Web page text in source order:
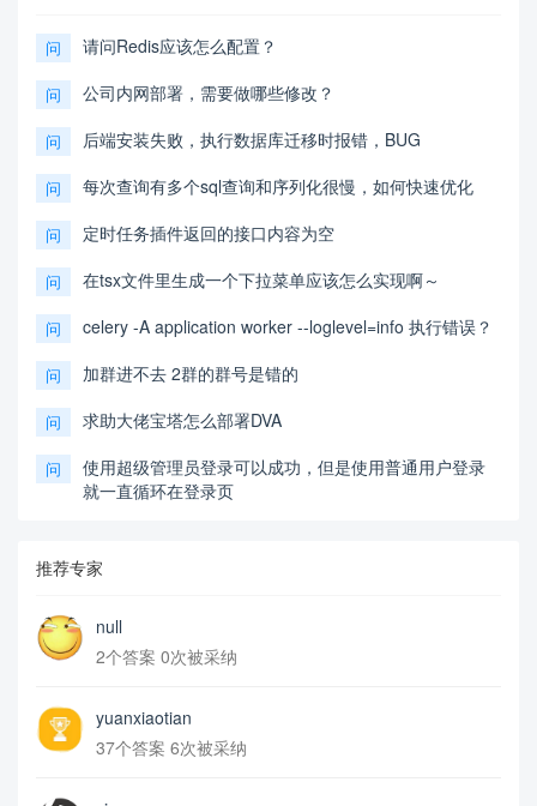
问 请问Redis应该怎么配置？
问 公司内网部署，需要做哪些修改？
问 后端安装失败，执行数据库迁移时报错，BUG
问 每次查询有多个sql查询和序列化很慢，如何快速优化
问 定时任务插件返回的接口内容为空
问 在tsx文件里生成一个下拉菜单应该怎么实现啊～
问 celery -A application worker --loglevel=info 执行错误？
问 加群进不去 2群的群号是错的
问 求助大佬宝塔怎么部署DVA
问
使用超级管理员登录可以成功，但是使用普通用户登录
就一直循环在登录页
推荐专家
null
2个答案 0次被采纳
yuanxiaotian
37个答案 6次被采纳